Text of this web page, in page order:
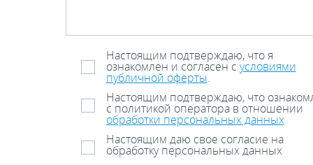
Настоящим подтверждаю, что я
ознакомлен и согласен с условиями
публичной оферты.
Настоящим подтверждаю, что
с политикой оператора в отношении
обработки персональных данных
Настоящим даю свое согласие на
обработку персональных данных